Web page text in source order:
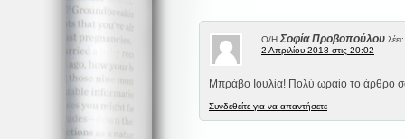
Ο/Η Σοφία Προβοπούλου λέει:
2 Απριλίου 2018 στις 20:02
Μπράβο Ιουλία! Πολύ ωραίο το άρθρο
Συνδεθείτε για να απαντήσετε